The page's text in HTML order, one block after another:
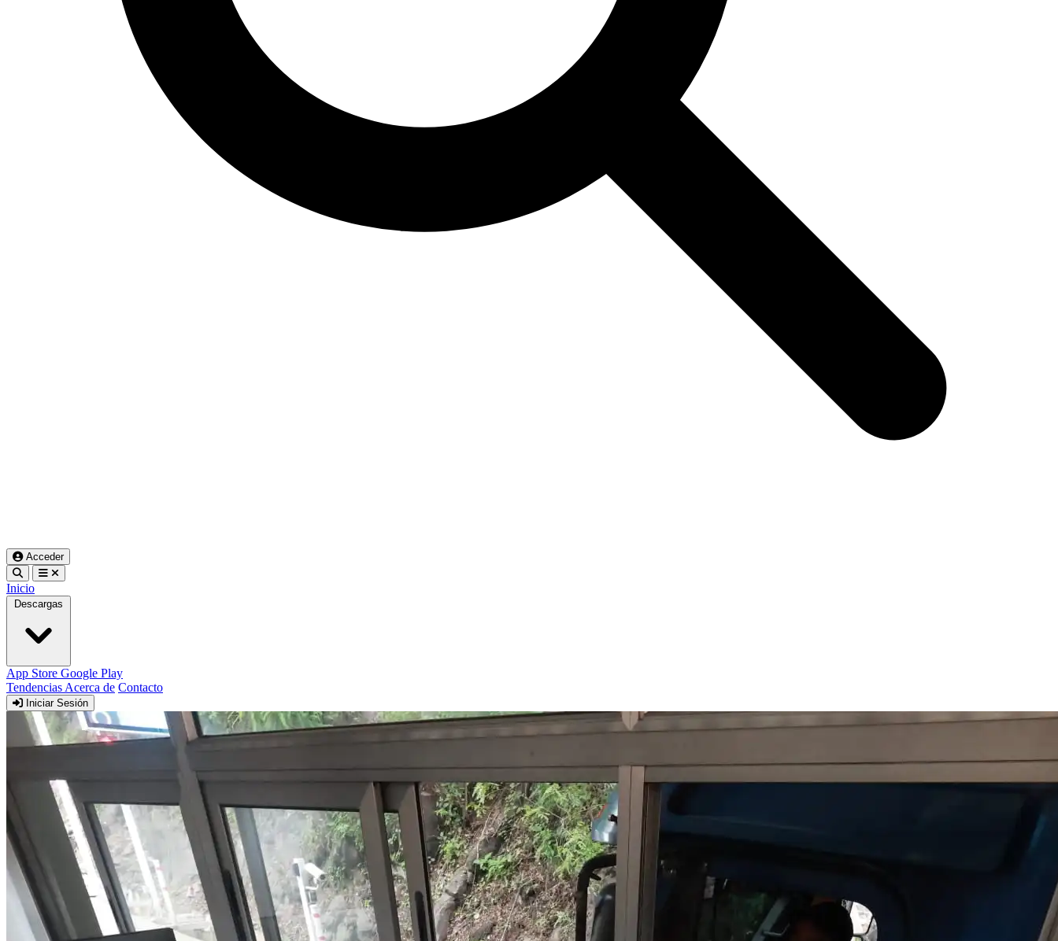
Acceder
Inicio
Descargas
App Store Google Play
Tendencias Acerca de Contacto
Iniciar Sesión